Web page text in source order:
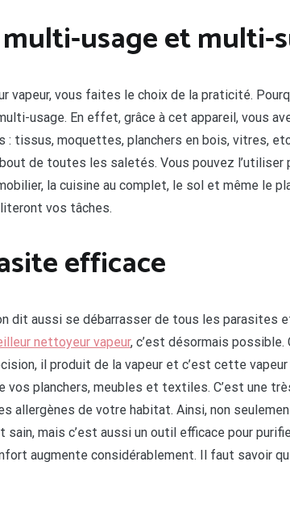
usage et multi-
vapeur, vous faites le choix de la praticité.
usage. En effet, grâce à cet appareil, vous
tissus, moquettes, planchers en bois, vitres,
de toutes les saletés. Vous pouvez
la cuisine au complet, le sol et même le
vos tâches.
efficace
dit aussi se débarrasser de tous les parasites
nettoyeur vapeur, c’est désormais
il produit de la vapeur et c’est cette
planchers, meubles et textiles. C’est une
allergènes de votre habitat. Ainsi, non
sain, mais c’est aussi un outil efficace pour
augmente considérablement. Il faut savoir